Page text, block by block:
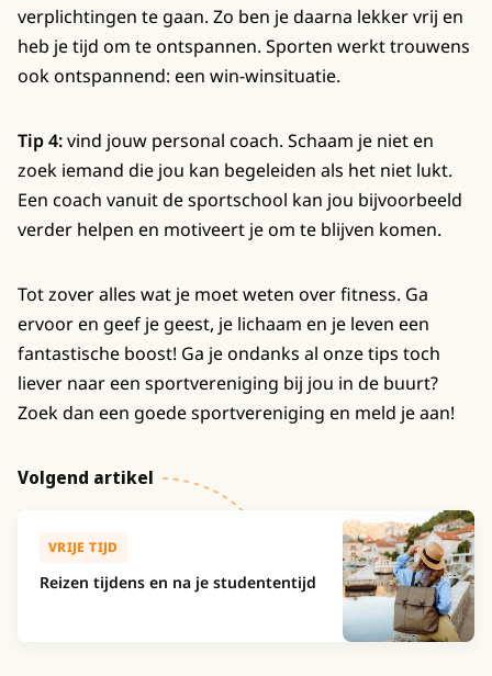
verplichtingen te gaan. Zo ben je daarna lekker vrij en
heb je tijd om te ontspannen. Sporten werkt trouwens
ook ontspannend: een win-winsituatie.
Tip 4:vind jouw personal coach. Schaam je niet en
zoek iemand die jou kan begeleiden als het niet lukt.
Een coach vanuit de sportschool kan jou bijvoorbeeld
verder helpen en motiveert je om te blijven komen.
Tot zover alles wat je moet weten over fitness. Ga
ervoor en geef je geest, je lichaam en je leven een
fantastische boost! Ga je ondanks al onze tips toch
liever naar een sportvereniging bij jou in de buurt?
Zoek dan een goede sportvereniging en meld je aan!
Volgend artikel
VRIJE TIJD
Reizen tijdens en na je studententijd